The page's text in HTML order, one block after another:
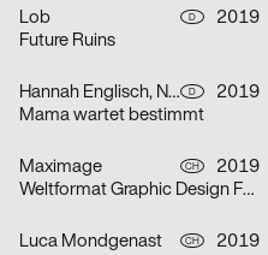
Lob D
2019
Future Ruins
Hannah Englisch, Nils Krüger D
2019
Mama wartet bestimmt
Maximage CH
2019
Weltformat Graphic Design Festival
Luca Mondgenast CH
2019